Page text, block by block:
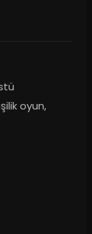
oyun,